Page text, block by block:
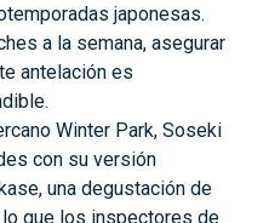
japonesas.
a la semana, asegurar
antelación es
Winter Park, Soseki
con su versión
una degustación de
que los inspectores de